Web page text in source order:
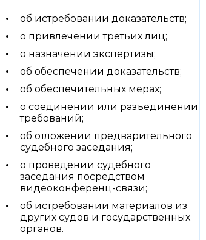
об истребовании доказательств;
о привлечении третьих лиц;
о назначении экспертизы;
об обеспечении доказательств;
об обеспечительных мерах;
о соединении или разъединении
требований;
об отложении предварительного
судебного заседания;
о проведении судебного
заседания посредством
видеоконференц-связи;
об истребовании материалов из
других судов и государственных
органов.